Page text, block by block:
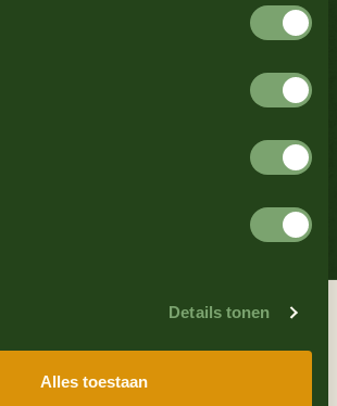
Details tonen
Alles toestaan